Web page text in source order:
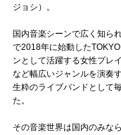
ジョシ）。
国内音楽シーンで広く知ら
で2018年に始動した
ンとして活躍する女性プレ
など幅広いジャンルを演奏
生粋のライブバンドとして
た。
その音楽世界は国内のみな